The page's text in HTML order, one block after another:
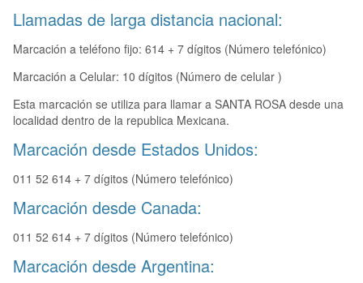
Llamadas de larga distancia nacional:
Marcación a teléfono fijo: 614 + 7 dígitos (Número telefónico)
Marcación a Celular: 10 dígitos (Número de celular )
Esta marcación se utiliza para llamar a SANTA ROSA desde una
localidad dentro de la republica Mexicana.
Marcación desde Estados Unidos:
011 52 614 + 7 dígitos (Número telefónico)
Marcación desde Canada:
011 52 614 + 7 dígitos (Número telefónico)
Marcación desde Argentina: